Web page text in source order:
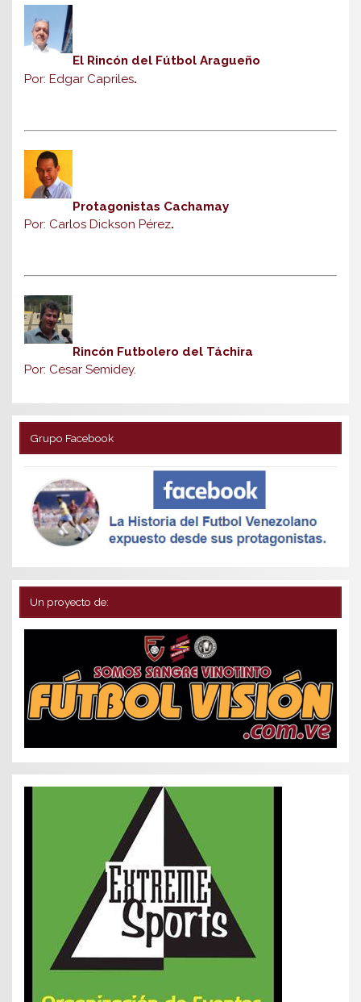
El Rincón del Fútbol Aragueño
Por: Edgar Capriles.
Protagonistas Cachamay
Por: Carlos Dickson Pérez.
Rincón Futbolero del Táchira
Por: Cesar Semidey.
Grupo Facebook
Un proyecto de: